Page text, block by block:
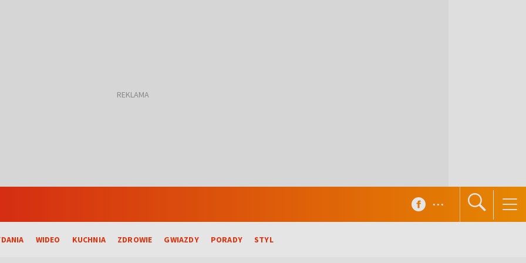
WIDEO KUCHNIA ZDROWIE GWIAZDY PORADY STYL
...